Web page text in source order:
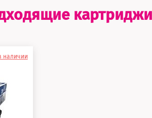
картриджи
наличии